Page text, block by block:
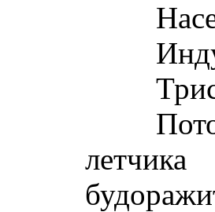
Потому
летчика